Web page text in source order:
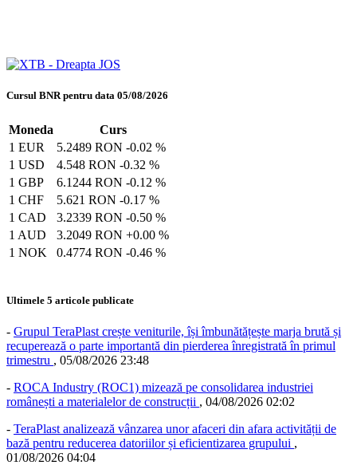
Cursul BNR pentru data 05/08/2026
Moneda
Curs
1 EUR
5.2489 RON -0.02 %
1 USD
4.548 RON -0.32 %
1 GBP
6.1244 RON -0.12 %
1 CHF
5.621 RON -0.17 %
1 CAD
3.2339 RON -0.50 %
1 AUD
3.2049 RON +0.00 %
1 NOK
0.4774 RON -0.46 %
Ultimele 5 articole publicate
- Grupul TeraPlast crește veniturile, își îmbunătățește marja brută și
recuperează o parte importantă din pierderea înregistrată în primul
trimestru , 05/08/2026 23:48
- ROCA Industry (ROC1) mizează pe consolidarea industriei
românești a materialelor de construcții , 04/08/2026 02:02
- TeraPlast analizează vânzarea unor afaceri din afara activității de
bază pentru reducerea datoriilor și eficientizarea grupului ,
01/08/2026 04:04